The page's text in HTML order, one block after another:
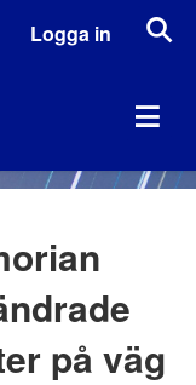
Logga in
på väg